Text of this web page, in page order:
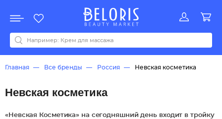
Акции
Все бренды
0-9ABCDEFGHIJKLMNOPQRSTUVWYZАБВДЗИМОКЛНПРСТУФ
Главная Все бренды Россия Невская косметика
Невская косметика
«Невская Косметика» на сегодняшний день входит в тройку